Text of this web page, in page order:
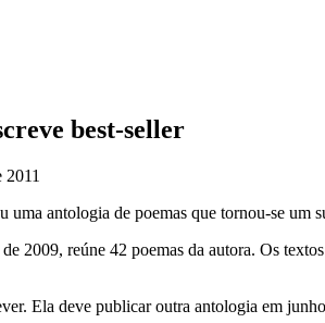
best-seller
2011
antologia de poemas que tornou-se um
2009, reúne 42 poemas da autora. Os
Ela deve publicar outra antologia em